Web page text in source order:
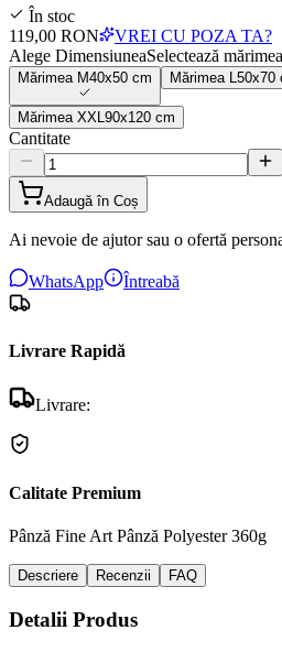
În stoc
119,00 RON
VREI CU POZA TA?
Alege DimensiuneaSelectează
Mărimea M40x50 cm Mărimea 50x70
Mărimea XXL 90x120 cm
Cantitate
Adaugă în Coș
Ai nevoie de ajutor sau o ofertă
WhatsApp Întreabă
Livrare Rapidă
Livrare:
Calitate Premium
Pânză Fine Art Pânză Polyester 360g
Descriere Recenzii FAQ
Detalii Produs